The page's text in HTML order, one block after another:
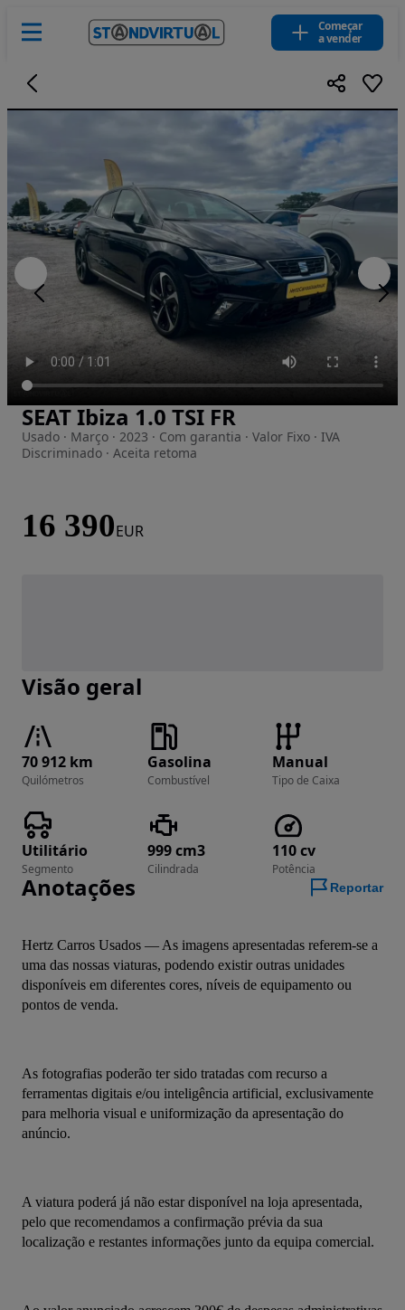
Começar
a vender
Imagem 1 de 19
SEAT Ibiza 1.0 TSI FR
Usado · Março · 2023 · Com garantia · Valor Fixo · IVA
Discriminado · Aceita retoma
16 390EUR
Visão geral
70 912 km
Quilómetros
Gasolina
Combustível
Manual
Tipo de Caixa
Utilitário
Segmento
999 cm3
Cilindrada
110 cv
Potência
Anotações Reportar
Hertz Carros Usados — As imagens apresentadas referem-se a
uma das nossas viaturas, podendo existir outras unidades
disponíveis em diferentes cores, níveis de equipamento ou
pontos de venda.
As fotografias poderão ter sido tratadas com recurso a
ferramentas digitais e/ou inteligência artificial, exclusivamente
para melhoria visual e uniformização da apresentação do
anúncio.
A viatura poderá já não estar disponível na loja apresentada,
pelo que recomendamos a confirmação prévia da sua
localização e restantes informações junto da equipa comercial.